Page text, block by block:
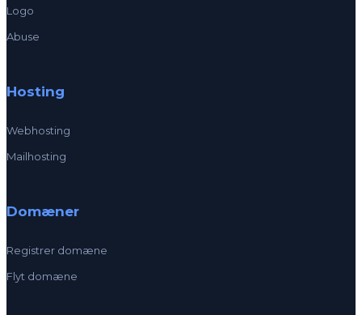
Logo
Abuse
Hosting
Webhosting
Mailhosting
Domæner
Registrer domæne
Flyt domæne